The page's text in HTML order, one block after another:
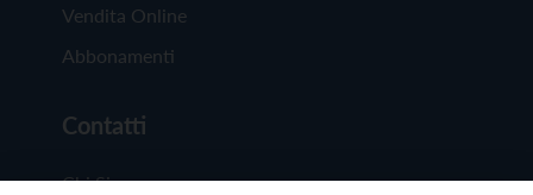
Vendita Online
Abbonamenti
Contatti
Chi Siamo